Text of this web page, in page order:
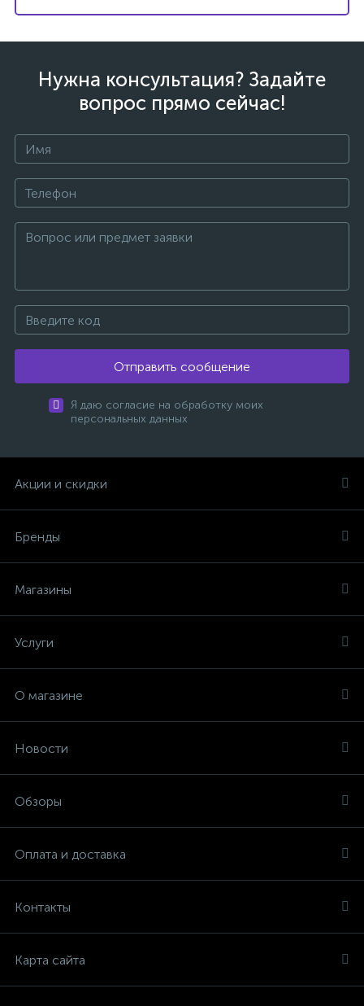
Нужна консультация? Задайте
вопрос прямо сейчас!
Отправить сообщение
Я даю согласие на обработку моих
персональных данных
Акции и скидки
Бренды
Магазины
Услуги
О магазине
Новости
Обзоры
Оплата и доставка
Контакты
Карта сайта